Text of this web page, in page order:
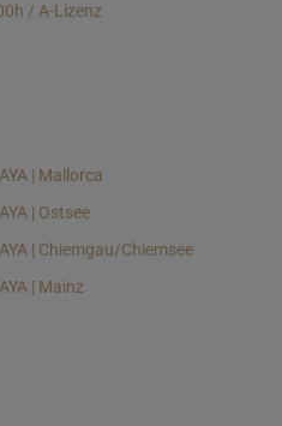
/ A-Lizenz
| Mallorca
| Ostsee
| Chiemgau/Chiemsee
| Mainz